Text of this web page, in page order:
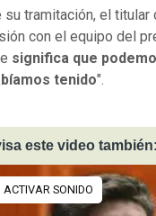
su tramitación, el titular
con el equipo del
significa que
tenido".
este video también: